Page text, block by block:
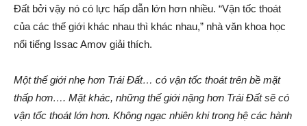
Đất bởi vậy nó có lực hấp dẫn lớn hơn nhiều. “Vận tốc thoát
của các thế giới khác nhau thì khác nhau,” nhà văn khoa học
nổi tiếng Issac Amov giải thích.
Một thế giới nhẹ hơn Trái Đất… có vận tốc thoát trên bề mặt
thấp hơn…. Mặt khác, những thế giới nặng hơn Trái Đất sẽ có
vận tốc thoát lớn hơn. Không ngạc nhiên khi trong hệ các hành